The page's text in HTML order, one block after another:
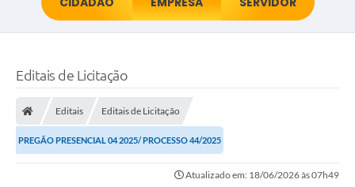
Editais de Licitação
Editais Editais de Licitação
PREGÃO PRESENCIAL 04 2025/ PROCESSO 44/2025
Atualizado em: 18/06/2026 às 07h49